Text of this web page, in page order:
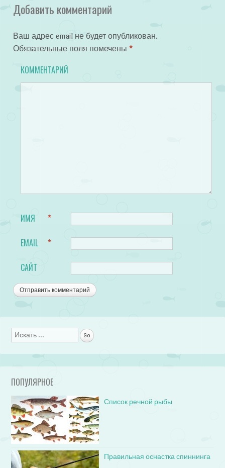
Добавить комментарий
Ваш адрес email не будет опубликован.
Обязательные поля помечены *
КОММЕНТАРИЙ
ИМЯ *
EMAIL *
САЙТ
Поиск
ПОПУЛЯРНОЕ
Список речной рыбы
Правильная оснастка спиннинга